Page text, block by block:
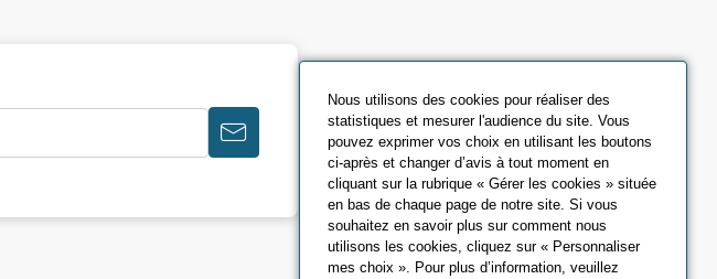
Nous utilisons des cookies pour réaliser des
statistiques et mesurer l'audience du site. Vous
pouvez exprimer vos choix en utilisant les boutons
ci-après et changer d’avis à tout moment en
cliquant sur la rubrique « Gérer les cookies » située
en bas de chaque page de notre site. Si vous
souhaitez en savoir plus sur comment nous
utilisons les cookies, cliquez sur « Personnaliser
mes choix ». Pour plus d’information, veuillez